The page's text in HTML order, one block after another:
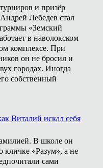
и призёр
Лебедев стал
«Земский
в наволокском
комплексе. При
он не бросил и
городах. Иногда
собственный
Виталий искал себя
В школе он
кличке «Разум», а не
сами